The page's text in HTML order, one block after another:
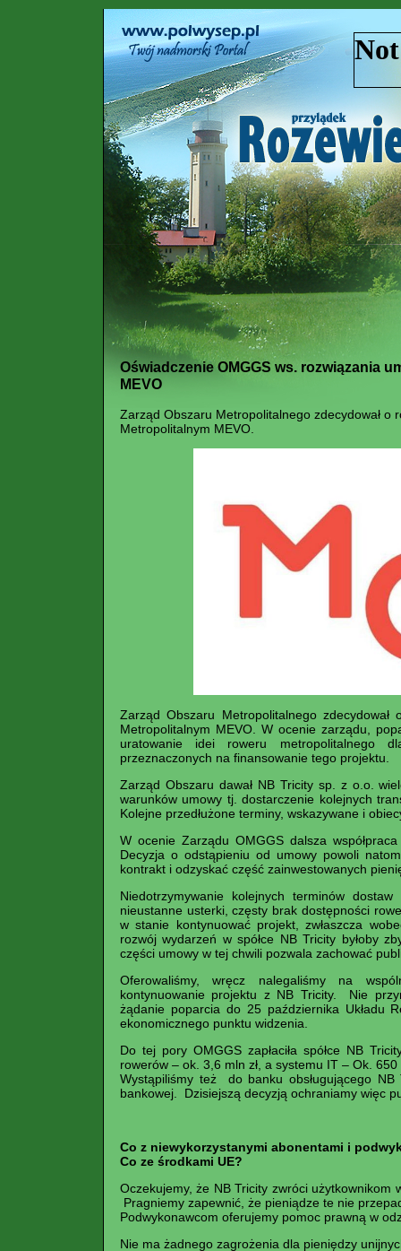
Oświadczenie OMGGS ws. rozwiązania
MEVO
Zarząd Obszaru Metropolitalnego zdecydował
Metropolitalnym MEVO.
Zarząd Obszaru Metropolitalnego
Metropolitalnym MEVO. W ocenie zarządu,
uratowanie idei roweru metropolitalnego
przeznaczonych na finansowanie tego projektu.
Zarząd Obszaru dawał NB Tricity sp. z o.o.
warunków umowy tj. dostarczenie kolejnych
Kolejne przedłużone terminy, wskazywane i
W ocenie Zarządu OMGGS dalsza
Decyzja o odstąpieniu od umowy powoli
kontrakt i odzyskać część zainwestowanych
Niedotrzymywanie kolejnych terminów
nieustanne usterki, częsty brak dostępności
w stanie kontynuować projekt, zwłaszcza
rozwój wydarzeń w spółce NB Tricity byłoby
części umowy w tej chwili pozwala zachować
Oferowaliśmy, wręcz nalegaliśmy na
kontynuowanie projektu z NB Tricity. Nie
żądanie poparcia do 25 października Układu
ekonomicznego punktu widzenia.
Do tej pory OMGGS zapłaciła spółce NB
rowerów – ok. 3,6 mln zł, a systemu IT – Ok. 650
Wystąpiliśmy też do banku obsługującego
bankowej. Dzisiejszą decyzją ochraniamy więc
Co z niewykorzystanymi abonentami i
Co ze środkami UE?
Oczekujemy, że NB Tricity zwróci
Pragniemy zapewnić, że pieniądze te nie
Podwykonawcom oferujemy pomoc prawną w
Nie ma żadnego zagrożenia dla pieniędzy